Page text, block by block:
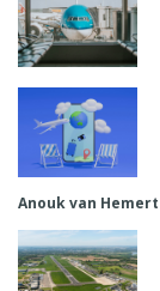
Anouk van Hemert